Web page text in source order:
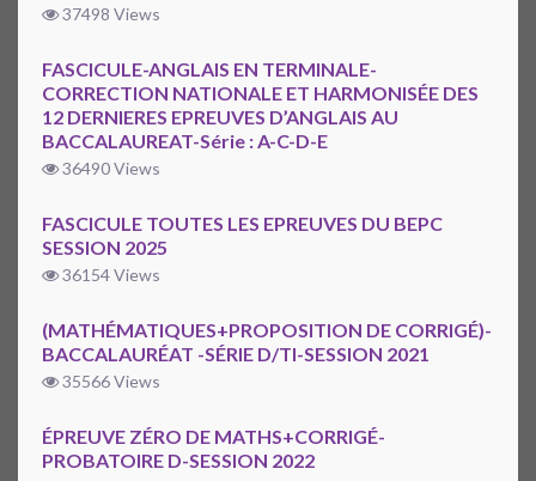
37498 Views
FASCICULE-ANGLAIS EN TERMINALE-
CORRECTION NATIONALE ET HARMONISÉE DES
12 DERNIERES EPREUVES D’ANGLAIS AU
BACCALAUREAT-Série : A-C-D-E
36490 Views
FASCICULE TOUTES LES EPREUVES DU BEPC
SESSION 2025
36154 Views
(MATHÉMATIQUES+PROPOSITION DE CORRIGÉ)-
BACCALAURÉAT -SÉRIE D/TI-SESSION 2021
35566 Views
ÉPREUVE ZÉRO DE MATHS+CORRIGÉ-
PROBATOIRE D-SESSION 2022